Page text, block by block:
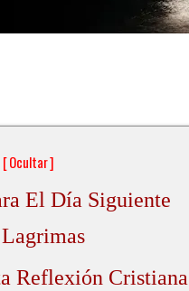
[Ocultar]
El Día Siguiente
Reflexión Cristiana